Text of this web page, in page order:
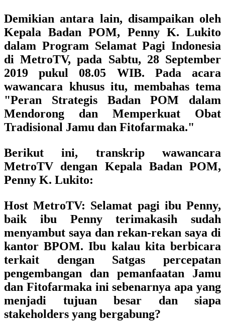
Demikian antara lain, disampaikan oleh
Kepala Badan POM, Penny K. Lukito
dalam Program Selamat Pagi Indonesia
di MetroTV, pada Sabtu, 28 September
2019 pukul 08.05 WIB. Pada acara
wawancara khusus itu, membahas tema
"Peran Strategis Badan POM dalam
Mendorong dan Memperkuat Obat
Tradisional Jamu dan Fitofarmaka."
Berikut ini, transkrip wawancara
MetroTV dengan Kepala Badan POM,
Penny K. Lukito:
Host MetroTV: Selamat pagi ibu Penny,
baik ibu Penny terimakasih sudah
menyambut saya dan rekan-rekan saya di
kantor BPOM. Ibu kalau kita berbicara
terkait dengan Satgas percepatan
pengembangan dan pemanfaatan Jamu
dan Fitofarmaka ini sebenarnya apa yang
menjadi tujuan besar dan siapa
stakeholders yang bergabung?